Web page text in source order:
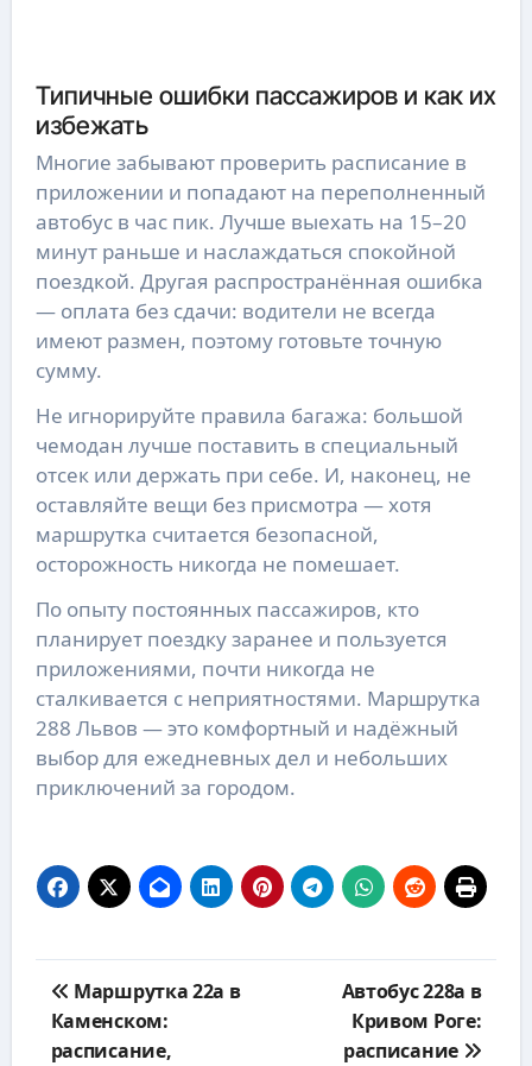
Типичные ошибки пассажиров и как их
избежать
Многие забывают проверить расписание в
приложении и попадают на переполненный
автобус в час пик. Лучше выехать на 15–20
минут раньше и наслаждаться спокойной
поездкой. Другая распространённая ошибка
— оплата без сдачи: водители не всегда
имеют размен, поэтому готовьте точную
сумму.
Не игнорируйте правила багажа: большой
чемодан лучше поставить в специальный
отсек или держать при себе. И, наконец, не
оставляйте вещи без присмотра — хотя
маршрутка считается безопасной,
осторожность никогда не помешает.
По опыту постоянных пассажиров, кто
планирует поездку заранее и пользуется
приложениями, почти никогда не
сталкивается с неприятностями. Маршрутка
288 Львов — это комфортный и надёжный
выбор для ежедневных дел и небольших
приключений за городом.
по
записям
Маршрутка 22а в
Каменском:
расписание,
Автобус 228а в
Кривом Роге:
расписание